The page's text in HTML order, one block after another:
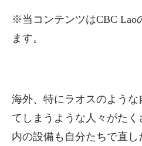
※当コンテンツはCBC Lao
ます。
海外、特にラオスのよう
てしまうような人々がた
内の設備も自分たちで直し